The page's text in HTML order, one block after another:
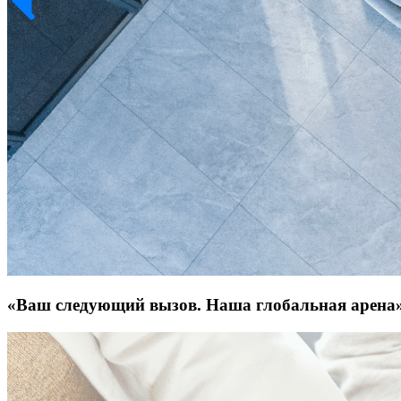
«Ваш следующий вызов. Наша глобальная